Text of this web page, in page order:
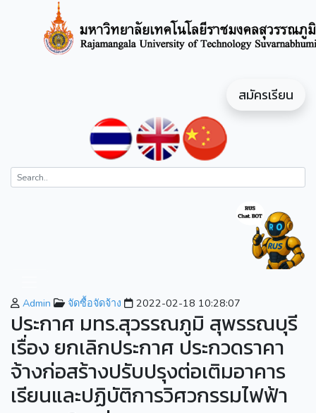
สมัครเรียน
Admin จัดซื้อจัดจ้าง 2022-02-18 10:28:07
ประกาศ มทร.สุวรรณภูมิ สุพรรณบุรี
เรื่อง ยกเลิกประกาศ ประกวดราคา
จ้างก่อสร้างปรับปรุงต่อเติมอาคาร
เรียนและปฏิบัติการวิศวกรรมไฟฟ้า